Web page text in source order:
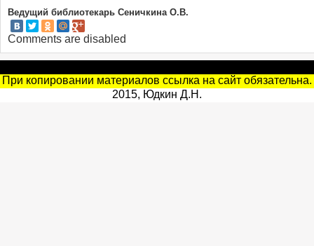
Ведущий библиотекарь Сеничкина О.В.
Comments are disabled
При копировании материалов ссылка на сайт обязательна.
2015, Юдкин Д.Н.